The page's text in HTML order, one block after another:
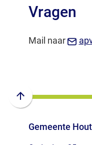
Vragen
Mail naar
Scroll
boven
Gemeente